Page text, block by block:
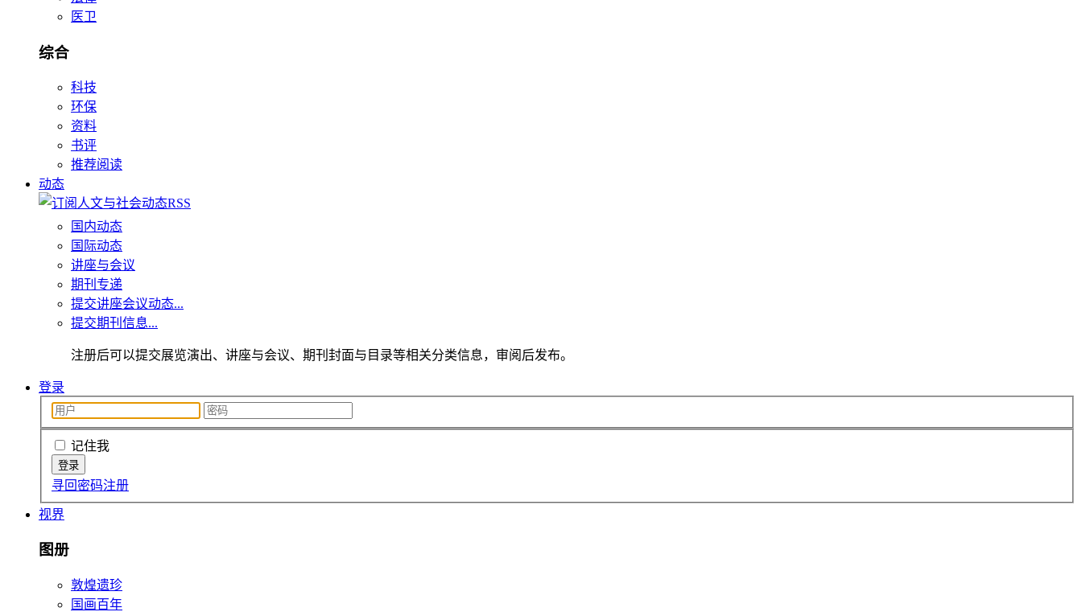
医卫
综合
科技
环保
资料
书评
推荐阅读
动态
国内动态
国际动态
讲座与会议
期刊专递
提交讲座会议动态...
提交期刊信息...
注册后可以提交展览演出、讲座与会议、期刊封面与目录等相关分类信息，审阅后发布。
登录
记住我
寻回密码注册
视界
图册
敦煌遗珍
国画百年